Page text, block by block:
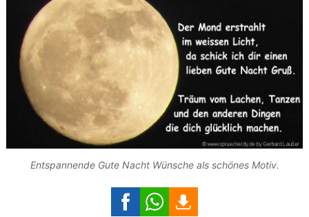
Entspannende Gute Nacht Wünsche als schönes Motiv.